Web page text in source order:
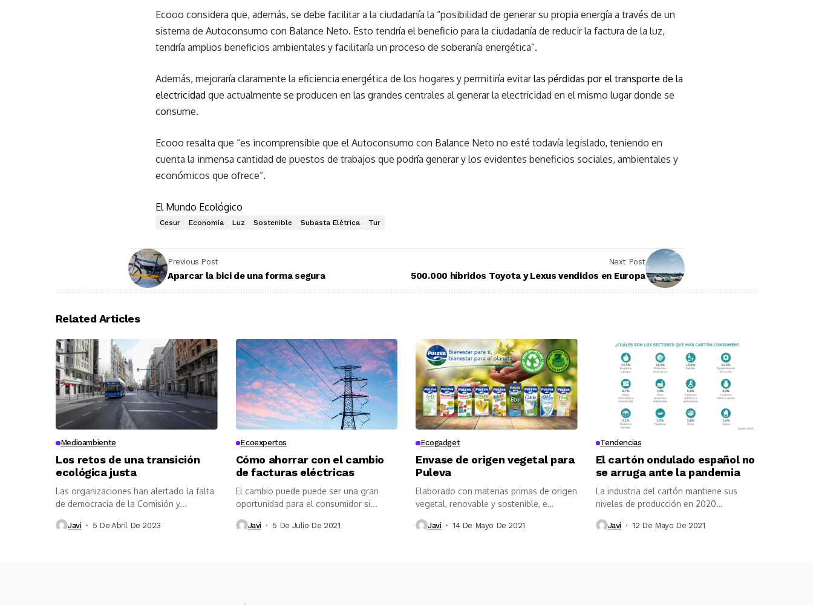
Ecooo considera que, además, se debe facilitar a la ciudadanía la “posibilidad de generar su propia energía a través de un
sistema de Autoconsumo con Balance Neto. Esto tendría el beneficio para la ciudadanía de reducir la factura de la luz,
tendría amplios beneficios ambientales y facilitaría un proceso de soberanía energética”.
Además, mejoraría claramente la eficiencia energética de los hogares y permitiría evitarlas pérdidas por el transporte de la
electricidad que actualmente se producen en las grandes centrales al generar la electricidad en el mismo lugar donde se
consume.
Ecooo resalta que “es incomprensible que el Autoconsumo con Balance Neto no esté todavía legislado, teniendo en
cuenta la inmensa cantidad de puestos de trabajos que podría generar y los evidentes beneficios sociales, ambientales y
económicos que ofrece”.
El Mundo Ecológico
Cesur Economía Luz Sostenible Subasta Elétrica Tur
Previous Post
Aparcar la bici de una forma segura
Next Post
500.000 híbridos Toyota y Lexus vendidos en Europa
Related Articles
Medioambiente
Los retos de una transición
ecológica justa
Las organizaciones han alertado la falta
de democracia de la Comisión y...
Javi 5 De Abril De 2023
Ecoexpertos
Cómo ahorrar con el cambio
de facturas eléctricas
El cambio puede puede ser una gran
oportunidad para el consumidor si...
Javi 5 De Julio De 2021
Ecogadget
Envase de origen vegetal para
Puleva
Elaborado con materias primas de origen
vegetal, renovable y sostenible, e
incorpora...
Javi 14 De Mayo De 2021
Tendencias
El cartón ondulado español no
se arruga ante la pandemia
La industria del cartón mantiene sus
niveles de producción en 2020
manteniéndose...
Javi 12 De Mayo De 2021